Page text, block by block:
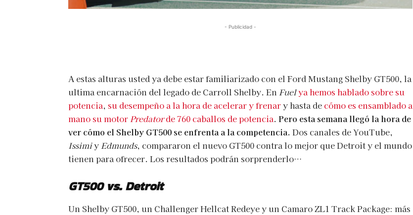
- Publicidad -
A estas alturas usted ya debe estar familiarizado con el Ford Mustang Shelby GT500, la
ultima encarnación del legado de Carroll Shelby. En Fuelya hemos hablado sobre su
potencia, su desempeño a la hora de acelerar y frenary hasta de cómo es ensamblado a
mano su motorPredatorde 760 caballos de potencia. Pero esta semana llegó la hora de
ver cómo el Shelby GT500 se enfrenta a la competencia. Dos canales de YouTube,
IssimiyEdmunds, compararon el nuevo GT500 contra lo mejor que Detroit y el mundo
tienen para ofrecer. Los resultados podrán sorprenderlo…
GT500 vs. Detroit
Un Shelby GT500, un Challenger Hellcat Redeye y un Camaro ZL1 Track Package: más